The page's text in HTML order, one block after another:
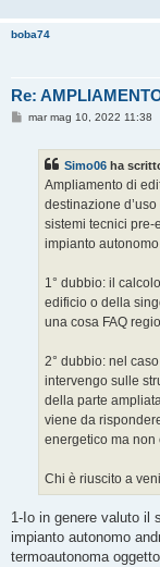
boba74
Re:
Mmar mag 10, 2022 11:38
Simo06 ha
Ampliamento di
destinazione
sistemi tecnici pre-
impianto
1° dubbio: il
edificio o della
una cosa FAQ
2° dubbio: nel
intervengo sulle
della parte
viene da
energetico ma non
Chi è riuscito a
1-Io in genere valuto il
impianto autonomo
termoautonoma